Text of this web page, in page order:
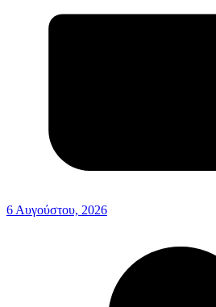
6 Αυγούστου, 2026